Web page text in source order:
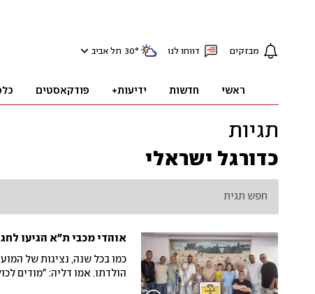
מבזקים דווחו לנו 30° תל אביב
ראשי חדשות ידיעות+ פודקאסטים
תגיות
כדורגל ישראלי
אוהדי מכבי ת"א הגיעו
כמו בכל שנה, נציגות של
הולדתו. אמו דליה: "מודים